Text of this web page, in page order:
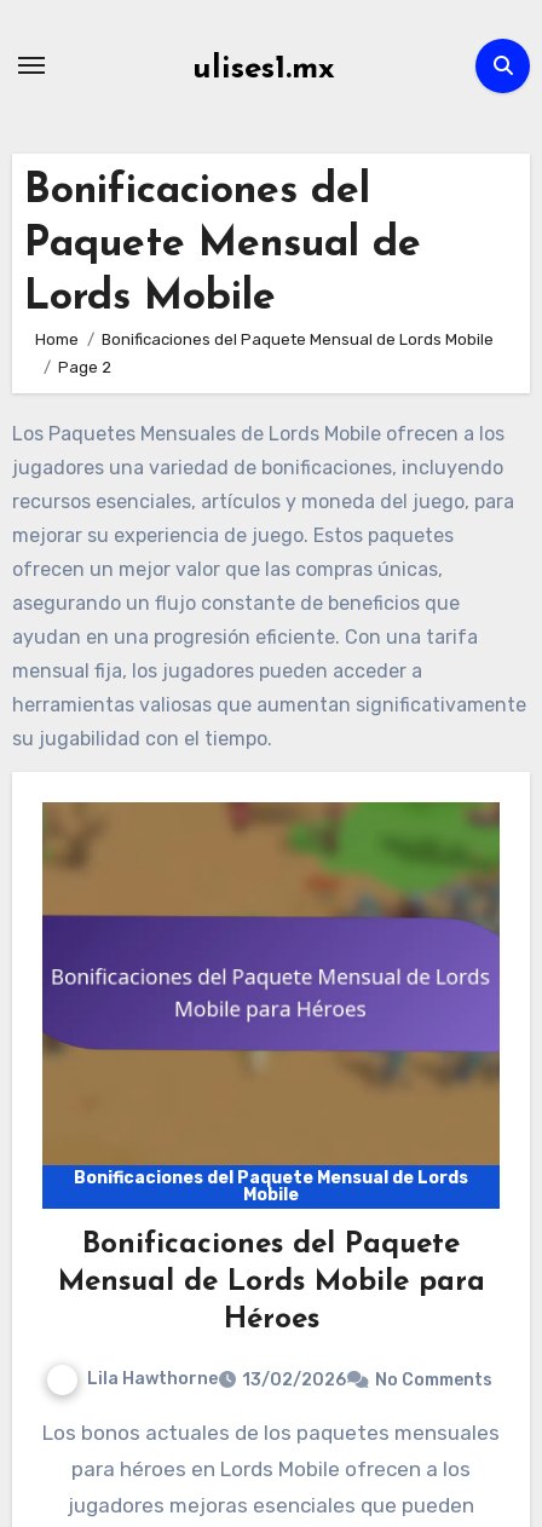
ulises1.mx
Bonificaciones del
Paquete Mensual de
Lords Mobile
Home
Bonificaciones del Paquete Mensual de Lords Mobile
Page 2
Los Paquetes Mensuales de Lords Mobile ofrecen a los
jugadores una variedad de bonificaciones, incluyendo
recursos esenciales, artículos y moneda del juego, para
mejorar su experiencia de juego. Estos paquetes
ofrecen un mejor valor que las compras únicas,
asegurando un flujo constante de beneficios que
ayudan en una progresión eficiente. Con una tarifa
mensual fija, los jugadores pueden acceder a
herramientas valiosas que aumentan significativamente
su jugabilidad con el tiempo.
Bonificaciones del Paquete Mensual de Lords
Mobile
Bonificaciones del Paquete
Mensual de Lords Mobile para
Héroes
Lila Hawthorne 13/02/2026 No Comments
Los bonos actuales de los paquetes mensuales
para héroes en Lords Mobile ofrecen a los
jugadores mejoras esenciales que pueden